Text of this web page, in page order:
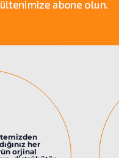
her
orjinal